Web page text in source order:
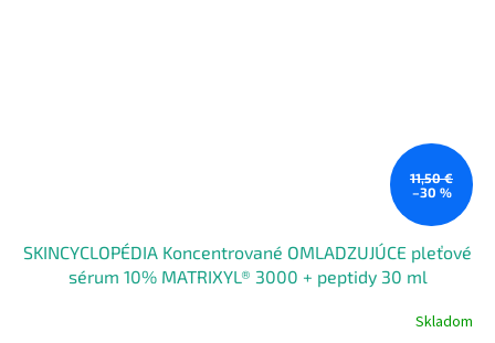
11,50 €
–30 %
SKINCYCLOPÉDIA Koncentrované OMLADZUJÚCE pleťové
sérum 10% MATRIXYL® 3000 + peptidy 30 ml
Skladom